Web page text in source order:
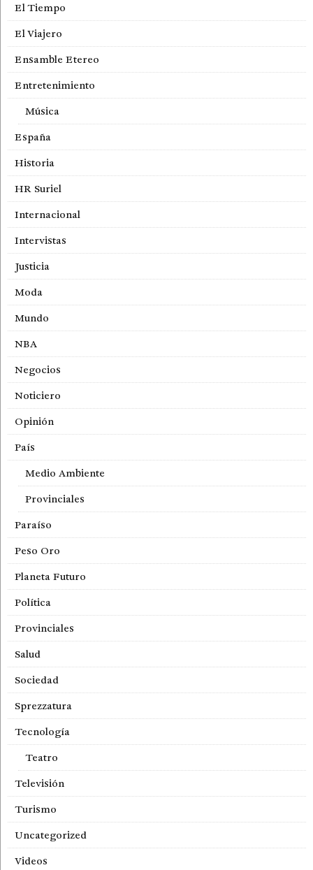
El Tiempo
El Viajero
Ensamble Etereo
Entretenimiento
Música
España
Historia
HR Suriel
Internacional
Intervistas
Justicia
Moda
Mundo
NBA
Negocios
Noticiero
Opinión
País
Medio Ambiente
Provinciales
Paraíso
Peso Oro
Planeta Futuro
Política
Provinciales
Salud
Sociedad
Sprezzatura
Tecnología
Teatro
Televisión
Turismo
Uncategorized
Videos